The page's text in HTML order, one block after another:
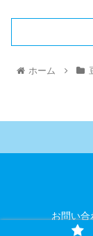
ホーム
お問い合